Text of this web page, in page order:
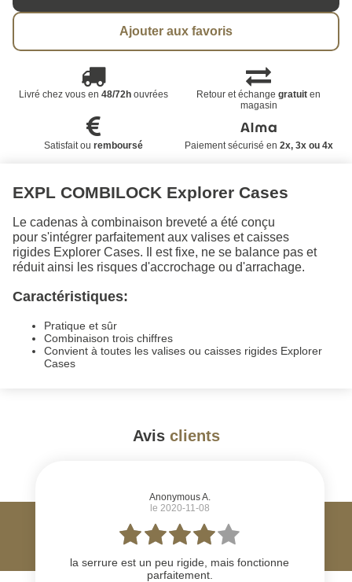
Ajouter aux favoris
Livré chez vous en 48/72houvrées Retour et échangegratuit en
magasin
Satisfait ou remboursé Paiement sécurisé en 2x, 3x ou 4x
EXPL COMBILOCK Explorer Cases
Le cadenas à combinaison breveté a été conçu
pour s'intégrer parfaitement aux valises et caisses
rigides Explorer Cases. Il est fixe, ne se balance pas et
réduit ainsi les risques d'accrochage ou d'arrachage.
Caractéristiques:
Pratique et sûr
Combinaison trois chiffres
Convient à toutes les valises ou caisses rigides Explorer
Cases
Avis clients
Anonymous A.
le 2020-11-08
la serrure est un peu rigide, mais fonctionne
parfaitement.